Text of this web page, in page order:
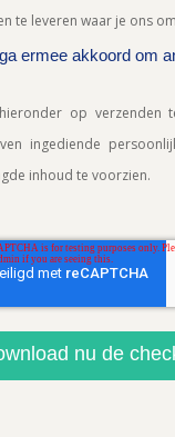
te leveren waar je ons
ermee akkoord om
op verzenden
ingediende
inhoud te voorzien.